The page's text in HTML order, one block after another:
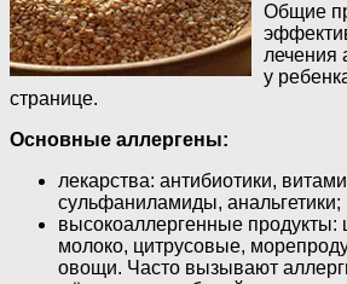
Общие
лечения
у
странице.
Основные аллергены:
лекарства: антибиотики,
сульфаниламиды, анальгетики;
высокоаллергенные продукты:
молоко, цитрусовые,
овощи. Часто вызывают